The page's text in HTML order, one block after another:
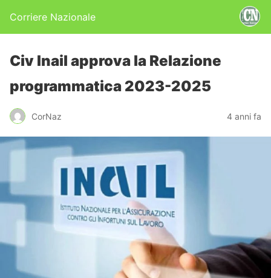
Corriere Nazionale
Civ Inail approva la Relazione
programmatica 2023-2025
CorNaz 4 anni fa